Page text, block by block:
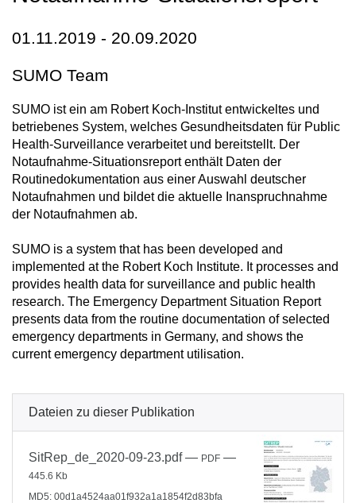
01.11.2019 - 20.09.2020
SUMO Team
SUMO ist ein am Robert Koch-Institut entwickeltes und
betriebenes System, welches Gesundheitsdaten für Public
Health-Surveillance verarbeitet und bereitstellt. Der
Notaufnahme-Situationsreport enthält Daten der
Routinedokumentation aus einer Auswahl deutscher
Notaufnahmen und bildet die aktuelle Inanspruchnahme
der Notaufnahmen ab.
SUMO is a system that has been developed and
implemented at the Robert Koch Institute. It processes and
provides health data for surveillance and public health
research. The Emergency Department Situation Report
presents data from the routine documentation of selected
emergency departments in Germany, and shows the
current emergency department utilisation.
Dateien zu dieser Publikation
SitRep_de_2020-09-23.pdf— PDF —
445.6 Kb
MD5: 00d1a4524aa01f932a1a1854f2d83bfa